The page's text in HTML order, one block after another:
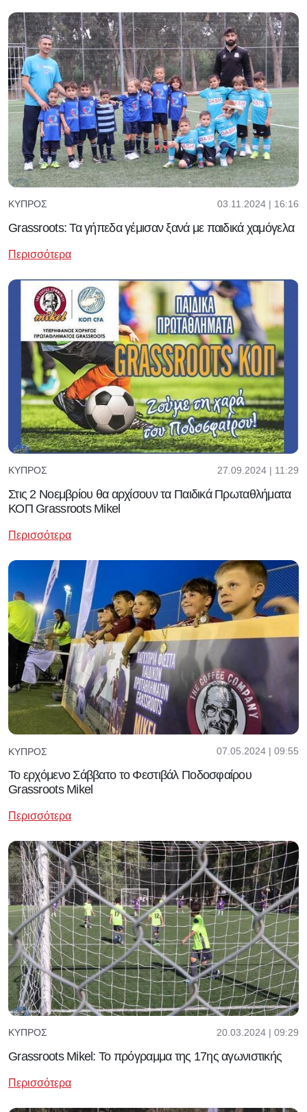
ΚΎΠΡΟΣ 03.11.2024 | 16:16
Grassroots: Τα γήπεδα γέμισαν ξανά με παιδικά χαμόγελα
Περισσότερα
ΚΎΠΡΟΣ 27.09.2024 | 11:29
Στις 2 Νοεμβρίου θα αρχίσουν τα Παιδικά Πρωταθλήματα
ΚΟΠ Grassroots Mikel
Περισσότερα
ΚΎΠΡΟΣ 07.05.2024 | 09:55
Το ερχόμενο Σάββατο το Φεστιβάλ Ποδοσφαίρου
Grassroots Mikel
Περισσότερα
ΚΎΠΡΟΣ 20.03.2024 | 09:29
Grassroots Mikel: Το πρόγραμμα της 17ης αγωνιστικής
Περισσότερα